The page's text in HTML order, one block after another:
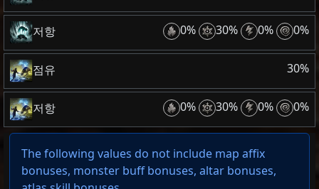
저항 0% 30% 0% 0%
점유 30%
저항 0% 30% 0% 0%
The following values do not include map affix
bonuses, monster buff bonuses, altar bonuses,